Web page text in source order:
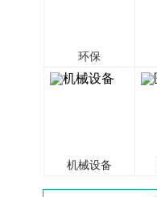
环保
机械设备